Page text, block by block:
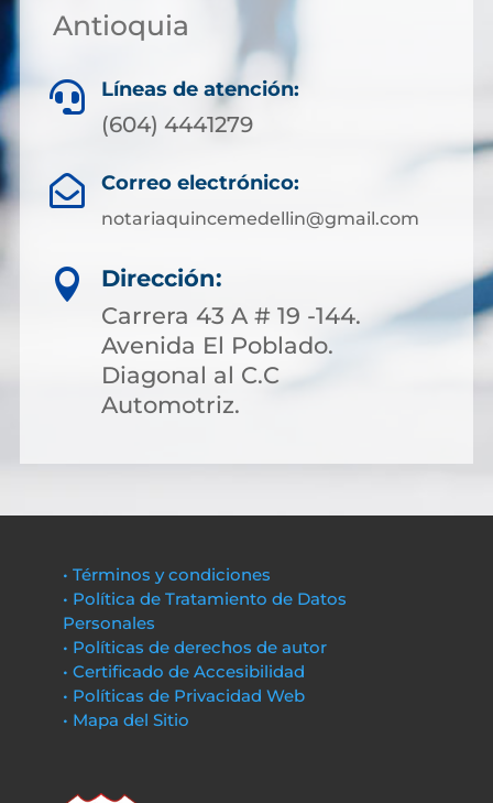
Antioquia
 Líneas de atención:
(604) 4441279
 Correo electrónico:
notariaquincemedellin@gmail.com

Dirección:
Carrera 43 A # 19 -144.
Avenida El Poblado.
Diagonal al C.C
Automotriz.
• Términos y condiciones
• Política de Tratamiento de Datos
Personales
• Políticas de derechos de autor
• Certificado de Accesibilidad
• Políticas de Privacidad Web
• Mapa del Sitio